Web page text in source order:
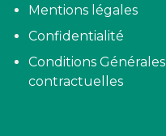
Mentions légales
Confidentialité
Conditions Générales
contractuelles